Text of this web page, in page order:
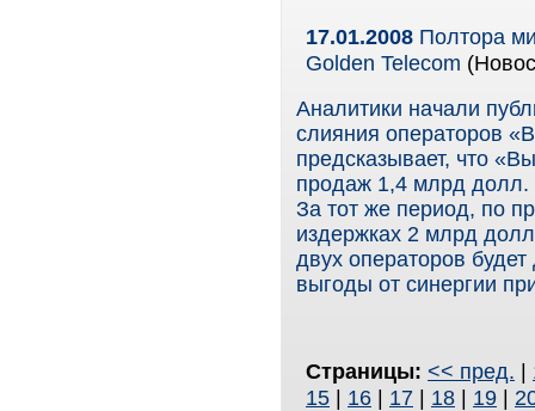
17.01.2008 Полтора
Golden Telecom
Аналитики начали
слияния операторов
предсказывает, что
продаж 1,4 млрд долл.
За тот же период, по
издержках 2 млрд
двух операторов
выгоды от синергии
Страницы: << пред. |
15 | 16 | 17 | 18 | 19 |